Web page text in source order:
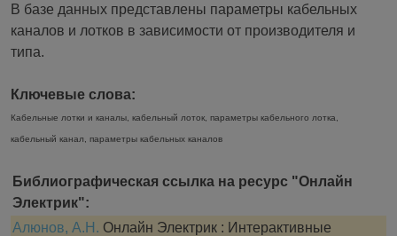
В базе данных представлены параметры кабельных
каналов и лотков в зависимости от производителя и
типа.
Ключевые слова:
Кабельные лотки и каналы, кабельный лоток, параметры кабельного лотка,
кабельный канал, параметры кабельных каналов
Библиографическая ссылка на ресурс "Онлайн
Электрик":
Алюнов, А.Н. Онлайн Электрик : Интерактивные